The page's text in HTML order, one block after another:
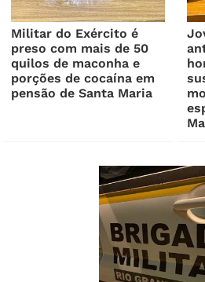
Militar do Exército é
preso com mais de 50
quilos de maconha e
porções de cocaína em
pensão de Santa Maria